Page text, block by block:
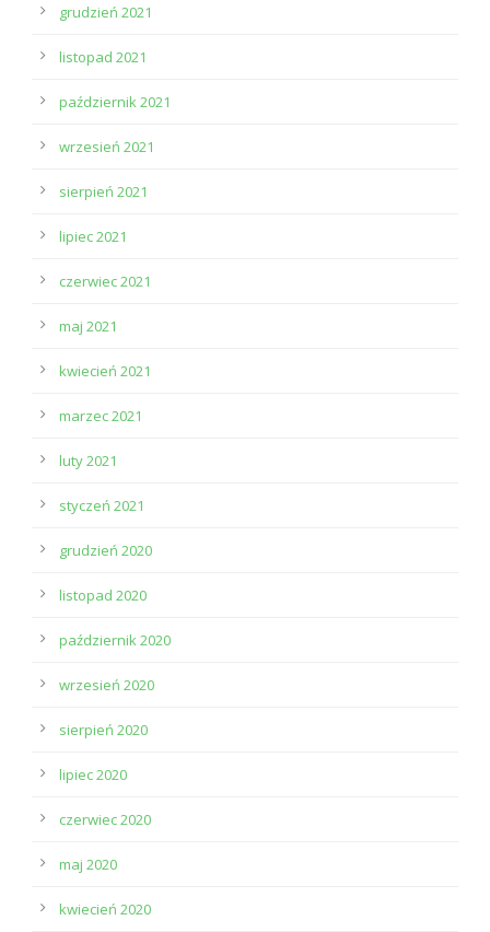
grudzień 2021
listopad 2021
październik 2021
wrzesień 2021
sierpień 2021
lipiec 2021
czerwiec 2021
maj 2021
kwiecień 2021
marzec 2021
luty 2021
styczeń 2021
grudzień 2020
listopad 2020
październik 2020
wrzesień 2020
sierpień 2020
lipiec 2020
czerwiec 2020
maj 2020
kwiecień 2020